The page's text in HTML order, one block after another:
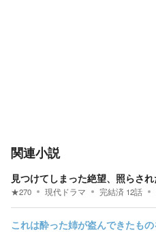
関連小説
見つけてしまった絶望、照らさ
★270 現代ドラマ 完結済 12話
これは酔った姉が盗んできたも